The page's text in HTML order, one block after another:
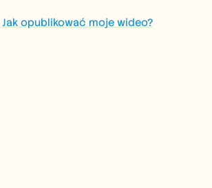
Jak opublikować moje wideo?